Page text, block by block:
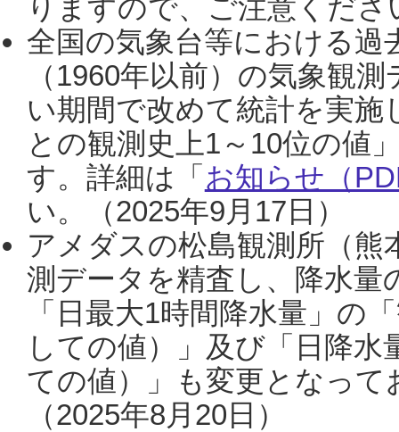
りますので、ご注意くだ
全国の気象台等における過
（1960年以前）の気象観
い期間で改めて統計を実
との観測史上1～10位の値
す。詳細は「 お知らせ（
い。（2025年9月17日）
アメダスの松島観測所（熊
測データを精査し、降水
「日最大1時間降水量」の
しての値）」及び「日降
ての値）」も変更となっ
（2025年8月20日）